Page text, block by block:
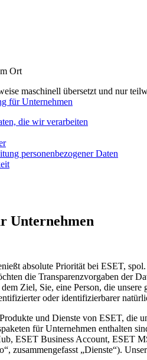
Ort
maschinell übersetzt und nur
für Unternehmen
die wir verarbeiten
personenbezogener Daten
Unternehmen
absolute Priorität bei ESET,
die Transparenzvorgaben der
Ziel, Sie, eine Person, die
oder identifizierbarer
und Dienste von ESET, die
für Unternehmen enthalten
ESET Business Account, ESET
“, zusammengefasst „Dienste“).